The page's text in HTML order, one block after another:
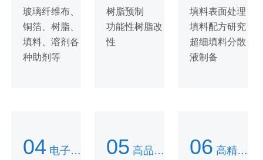
玻璃纤维布、
铜箔、树脂、
填料、溶剂各
种助剂等
树脂预制
功能性树脂改
性
填料表面处理
填料配方研究
超细填料分散
液制备
04 电子电路基材配方设计 05 高品质粘结片制造能力 06 高精度涂覆能力，各类金属箔